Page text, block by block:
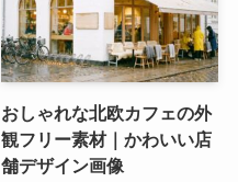
おしゃれな北欧カフェの外
観フリー素材｜かわいい店
舗デザイン画像